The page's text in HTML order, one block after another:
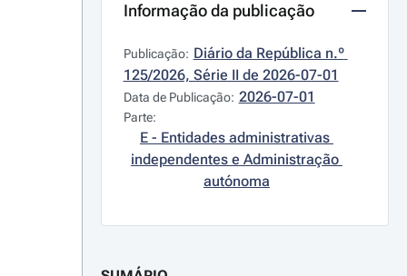
Informação da publicação
Publicação: Diário da República n.º
125/2026, Série II de 2026-07-01
Data de Publicação: 2026-07-01
Parte:
E - Entidades administrativas
independentes e Administração
autónoma